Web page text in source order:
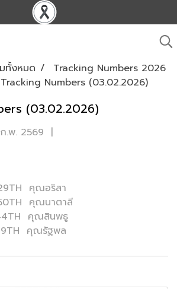
ทั้งหมด
Tracking Numbers 2026
Tracking Numbers (03.02.2026)
(03.02.2026)
.พ. 2569 |
คุณอริสา
คุณนาตาลี
คุณสินพธู
คุณรัฐพล